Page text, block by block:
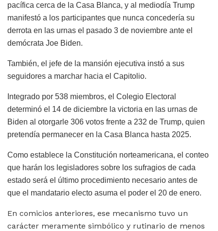
pacífica cerca de la Casa Blanca, y al mediodía Trump
manifestó a los participantes que nunca concedería su
derrota en las urnas el pasado 3 de noviembre ante el
demócrata Joe Biden.
También, el jefe de la mansión ejecutiva instó a sus
seguidores a marchar hacia el Capitolio.
Integrado por 538 miembros, el Colegio Electoral
determinó el 14 de diciembre la victoria en las urnas de
Biden al otorgarle 306 votos frente a 232 de Trump, quien
pretendía permanecer en la Casa Blanca hasta 2025.
Como establece la Constitución norteamericana, el conteo
que harán los legisladores sobre los sufragios de cada
estado será el último procedimiento necesario antes de
que el mandatario electo asuma el poder el 20 de enero.
En comicios anteriores, ese mecanismo tuvo un
carácter meramente simbólico y rutinario de menos